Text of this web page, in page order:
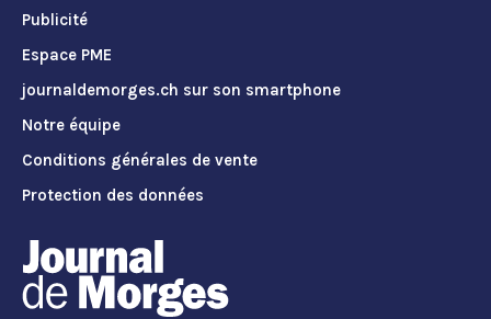
Publicité
Espace PME
journaldemorges.ch sur son smartphone
Notre équipe
Conditions générales de vente
Protection des données